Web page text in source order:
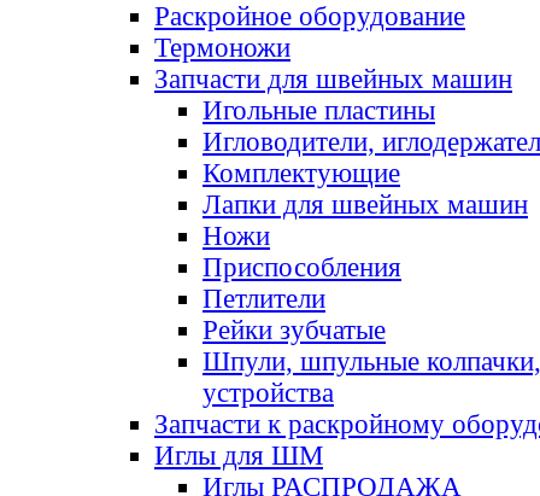
Раскройное оборудование
Термоножи
Запчасти для швейных машин
Игольные пластины
Игловодители,
Комплектующие
Лапки для швейных машин
Ножи
Приспособления
Петлители
Рейки зубчатые
Шпули, шпульные
устройства
Запчасти к раскройному
Иглы для ШМ
Иглы РАСПРОДАЖА